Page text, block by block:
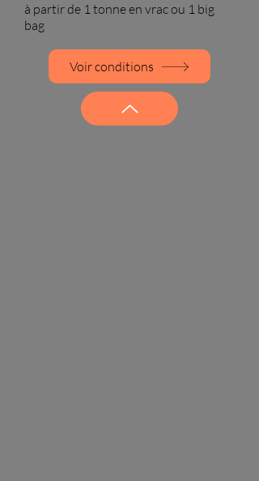
à partir de 1 tonne en vrac ou 1 big
bag
Voir conditions